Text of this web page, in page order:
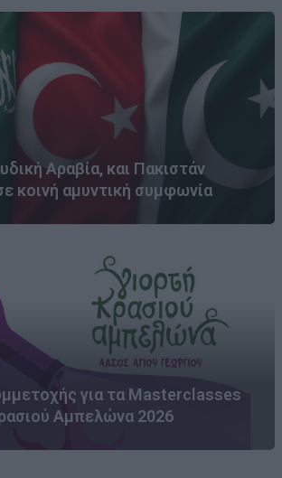
Αραβία, και Πακιστάν
κοινή αμυντική συμφωνία
για τα Masterclasses
Αμπελώνα 2026